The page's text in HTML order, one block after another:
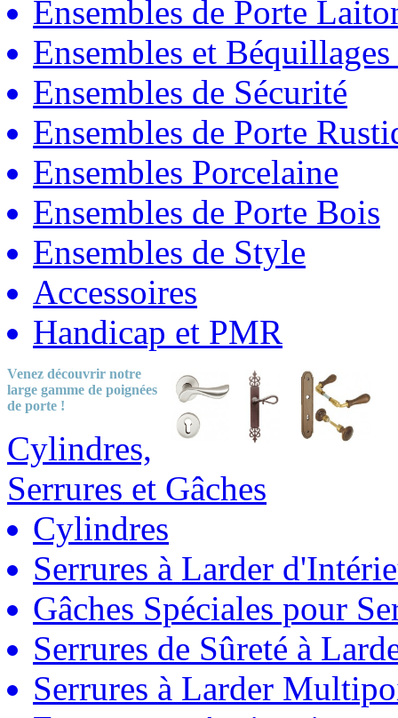
Ensembles de Porte
Ensembles et
Ensembles de Sécurité
Ensembles de Porte
Ensembles Porcelaine
Ensembles de Porte Bois
Ensembles de Style
Accessoires
Handicap et PMR
Venez découvrir notre
large gamme de poignées
de porte !
Cylindres,
Serrures et Gâches
Cylindres
Serrures à Larder
Gâches Spéciales pour
Serrures de Sûreté à
Serrures à Larder